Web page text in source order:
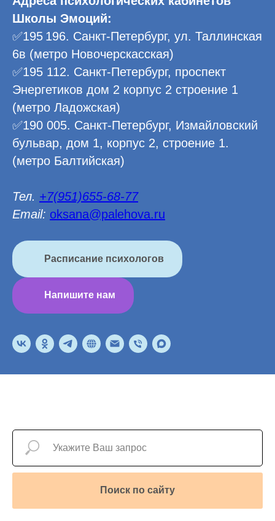
Школы Эмоций:
✅195 196. Санкт-Петербург, ул. Таллинская
6в (метро Новочерскасская)
✅195 112. Санкт-Петербург, проспект
Энергетиков дом 2 корпус 2 строение 1
(метро Ладожская)
✅190 005. Санкт-Петербург, Измайловский
бульвар, дом 1, корпус 2, строение 1.
(метро Балтийская)
Тел. +7(951)655-68-77
Email: oksana@palehova.ru
Расписание психологов
Напишите нам
Поиск по сайту